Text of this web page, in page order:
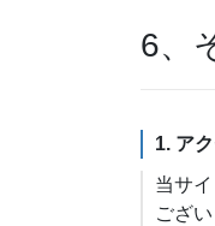
6、
1. ア
当サ
ござ